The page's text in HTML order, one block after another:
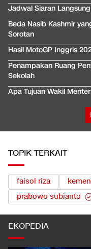
Jadwal Siaran
Beda Nasib Kashmir
Sorotan
Hasil MotoGP Inggris
Penampakan Ruang
Sekolah
Apa Tujuan Wakil
TOPIK TERKAIT
faisol riza
prabowo subianto
EKOPEDIA